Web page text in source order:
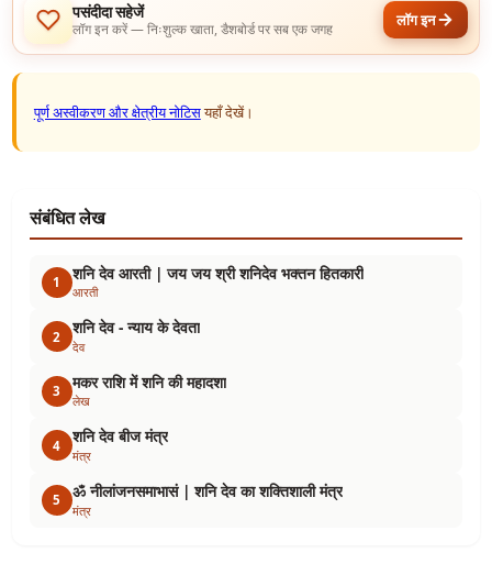
पसंदीदा सहेजें
लॉग इन करें — निःशुल्क खाता, डैशबोर्ड पर सब एक जगह लॉग इन
पूर्ण अस्वीकरण और क्षेत्रीय नोटिसयहाँ देखें।
संबंधित लेख
1 शनि देव आरती | जय जय श्री शनिदेव भक्तन हितकारी
आरती
2 शनि देव - न्याय के देवता
देव
3 मकर राशि में शनि की महादशा
लेख
4 शनि देव बीज मंत्र
मंत्र
5 ॐ नीलांजनसमाभासं | शनि देव का शक्तिशाली मंत्र
मंत्र